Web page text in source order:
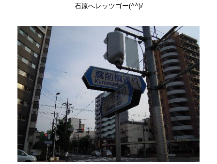
石原へレッツゴー(^^)/